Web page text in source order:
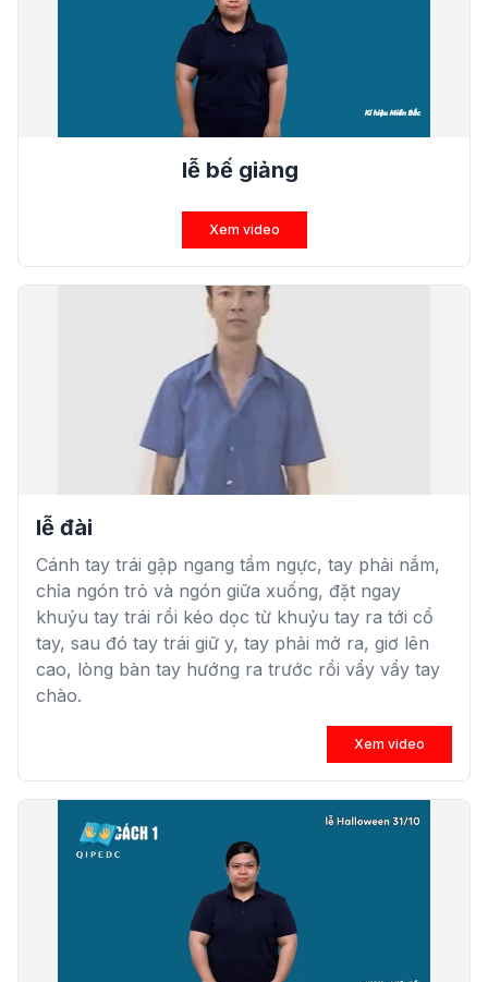
lễ bế giảng
Xem video
lễ đài
Cánh tay trái gập ngang tầm ngực, tay phải nắm,
chỉa ngón trỏ và ngón giữa xuống, đặt ngay
khuỷu tay trái rồi kéo dọc từ khuỷu tay ra tới cổ
tay, sau đó tay trái giữ y, tay phải mở ra, giơ lên
cao, lòng bàn tay hướng ra trước rồi vẩy vẩy tay
chào.
Xem video